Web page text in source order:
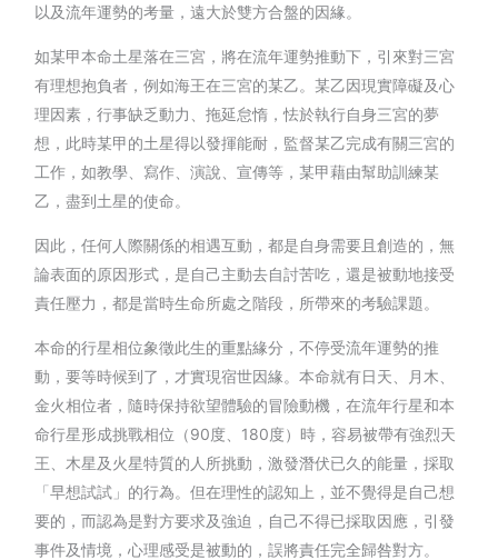
以及流年運勢的考量，遠大於雙方合盤的因緣。
如某甲本命土星落在三宮，將在流年運勢推動下，引來對三宮
有理想抱負者，例如海王在三宮的某乙。某乙因現實障礙及心
理因素，行事缺乏動力、拖延怠惰，怯於執行自身三宮的夢
想，此時某甲的土星得以發揮能耐，監督某乙完成有關三宮的
工作，如教學、寫作、演說、宣傳等，某甲藉由幫助訓練某
乙，盡到土星的使命。
因此，任何人際關係的相遇互動，都是自身需要且創造的，無
論表面的原因形式，是自己主動去自討苦吃，還是被動地接受
責任壓力，都是當時生命所處之階段，所帶來的考驗課題。
本命的行星相位象徵此生的重點緣分，不停受流年運勢的推
動，要等時候到了，才實現宿世因緣。本命就有日天、月木、
金火相位者，隨時保持欲望體驗的冒險動機，在流年行星和本
命行星形成挑戰相位（90度、180度）時，容易被帶有強烈天
王、木星及火星特質的人所挑動，激發潛伏已久的能量，採取
「早想試試」的行為。但在理性的認知上，並不覺得是自己想
要的，而認為是對方要求及強迫，自己不得已採取因應，引發
事件及情境，心理感受是被動的，誤將責任完全歸咎對方。